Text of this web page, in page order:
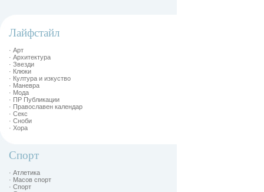
Лайфстайл
· Арт
· Архитектура
· Звезди
· Клюки
· Култура и изкуство
· Маневра
· Мода
· ПР Публикации
· Православен календар
· Секс
· Сноби
· Хора
Спорт
· Атлетика
· Масов спорт
· Спорт